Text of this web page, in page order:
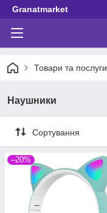
Granatmarket
Товари та послуги
Наушники
Сортування
–20%